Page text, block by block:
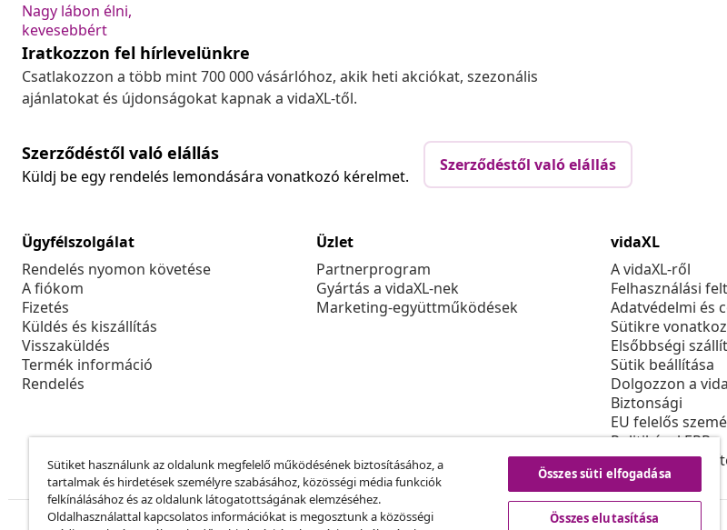
Nagy lábon élni,
kevesebbért
Iratkozzon fel hírlevelünkre
Csatlakozzon a több mint 700 000 vásárlóhoz, akik heti akciókat, szezonális
ajánlatokat és újdonságokat kapnak a vidaXL-től.
Szerződéstől való elállás
Küldj be egy rendelés lemondására vonatkozó kérelmet.
Szerződéstől való elállás
Ügyfélszolgálat
Rendelés nyomon követése
A fiókom
Fizetés
Küldés és kiszállítás
Visszaküldés
Termék információ
Rendelés
Üzlet
Partnerprogram
Gyártás a vidaXL-nek
Marketing-együttműködések
vidaXL
A vidaXL-ről
Felhasználási
Adatvédelmi és
Sütikre
Elsőbbségi
Sütik beállítása
Dolgozzon a
Biztonsági
EU felelős
Politikával EPR
Sütiket használunk az oldalunk megfelelő működésének biztosításához, a
tartalmak és hirdetések személyre szabásához, közösségi média funkciók
felkínálásához és az oldalunk látogatottságának elemzéséhez.
Oldalhasználattal kapcsolatos információkat is megosztunk a közösségi
Összes süti elfogadása
Összes elutasítása